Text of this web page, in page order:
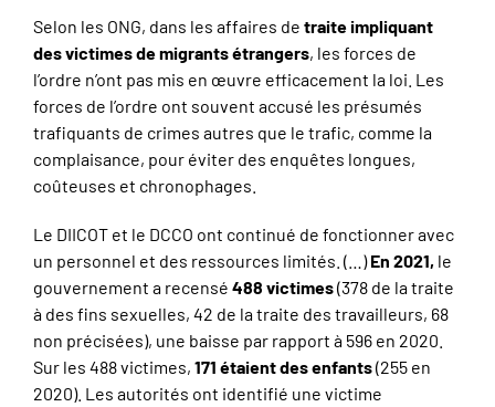
Selon les ONG, dans les affaires de traite impliquant
des victimes de migrants étrangers, les forces de
l’ordre n’ont pas mis en œuvre efficacement la loi. Les
forces de l’ordre ont souvent accusé les présumés
trafiquants de crimes autres que le trafic, comme la
complaisance, pour éviter des enquêtes longues,
coûteuses et chronophages.
Le DIICOT et le DCCO ont continué de fonctionner avec
un personnel et des ressources limités. (…)En 2021, le
gouvernement a recensé 488 victimes(378 de la traite
à des fins sexuelles, 42 de la traite des travailleurs, 68
non précisées), une baisse par rapport à 596 en 2020.
Sur les 488 victimes, 171 étaient des enfants(255 en
2020). Les autorités ont identifié une victime